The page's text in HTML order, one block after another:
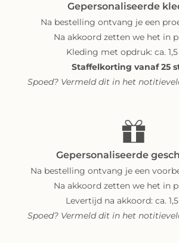
Gepersonaliseerde
Na bestelling ontvang je een
Na akkoord zetten we het in
Kleding met opdruk: ca.
Staffelkorting vanaf 25
Spoed? Vermeld dit in het
Gepersonaliseerde
Na bestelling ontvang je een
Na akkoord zetten we het in
Levertijd na akkoord: ca.
Spoed? Vermeld dit in het